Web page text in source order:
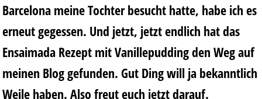
Barcelona meine Tochter besucht hatte, habe ich es
erneut gegessen. Und jetzt, jetzt endlich hat das
Ensaimada Rezept mit Vanillepudding den Weg auf
meinen Blog gefunden. Gut Ding will ja bekanntlich
Weile haben. Also freut euch jetzt darauf.